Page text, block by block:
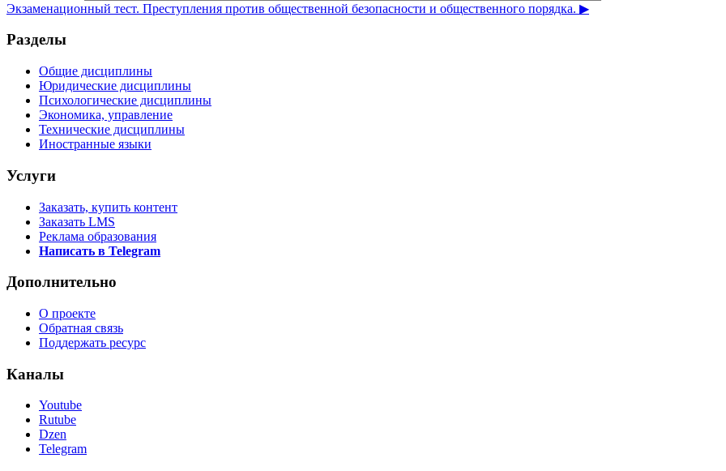
Экзаменационный тест. Преступления против общественной безопасности и общественного порядка. ▶︎
Разделы
Общие дисциплины
Юридические дисциплины
Психологические дисциплины
Экономика, управление
Технические дисциплины
Иностранные языки
Услуги
Заказать, купить контент
Заказать LMS
Реклама образования
Написать в Telegram
Дополнительно
О проекте
Обратная связь
Поддержать ресурс
Каналы
Youtube
Rutube
Dzen
Telegram